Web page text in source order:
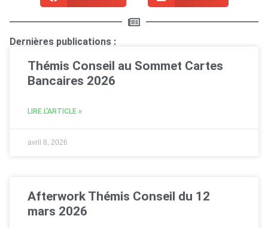
Dernières publications :
Thémis Conseil au Sommet Cartes
Bancaires 2026
LIRE L'ARTICLE »
avril 8, 2026
Afterwork Thémis Conseil du 12
mars 2026